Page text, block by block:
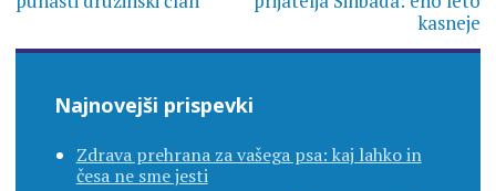
kasneje
Najnovejši prispevki
Zdrava prehrana za vašega psa: kaj lahko in
česa ne sme jesti